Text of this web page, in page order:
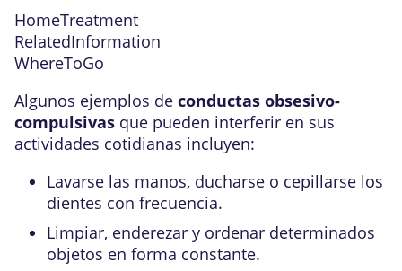
HomeTreatment
RelatedInformation
WhereToGo
Algunos ejemplos de conductas obsesivo-
compulsivas que pueden interferir en sus
actividades cotidianas incluyen:
Lavarse las manos, ducharse o cepillarse los
dientes con frecuencia.
Limpiar, enderezar y ordenar determinados
objetos en forma constante.